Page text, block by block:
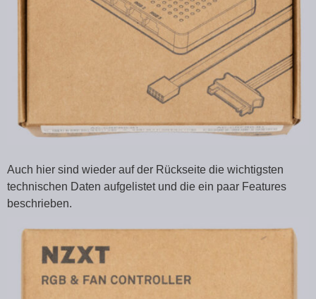
Auch hier sind wieder auf der Rückseite die wichtigsten
technischen Daten aufgelistet und die ein paar Features
beschrieben.